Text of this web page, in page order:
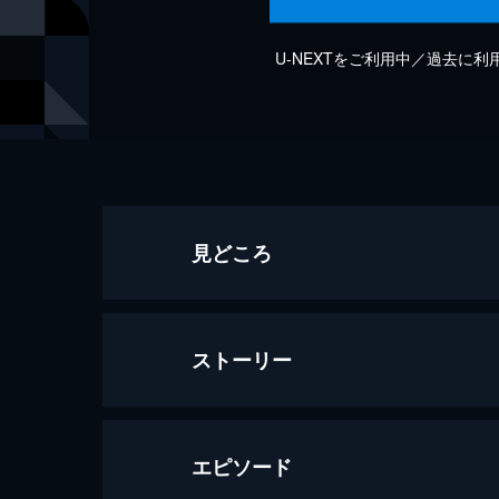
U-NEXTをご利用中／過去に利
見どころ
ストーリー
エピソード